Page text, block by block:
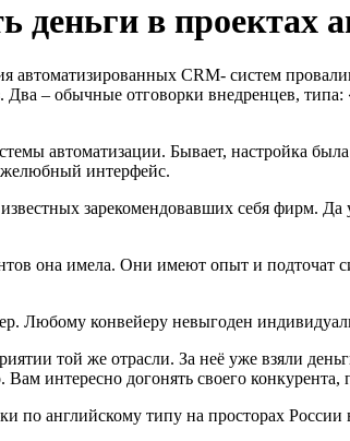
деньги в проектах
CRM- систем
– обычные отговорки внедренцев, типа:
автоматизации. Бывает, настройка
интерфейс.
зарекомендовавших себя фирм.
она имела. Они имеют опыт и подточат
Любому конвейеру невыгоден
той же отрасли. За неё уже взяли
интересно догонять своего
английскому типу на просторах России